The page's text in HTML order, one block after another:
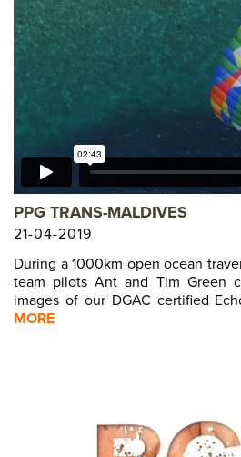
PPG TRANS-MALDIVES
21-04-2019
During a 1000km open ocean
team pilots Ant and Tim Green
images of our DGAC certified
MORE